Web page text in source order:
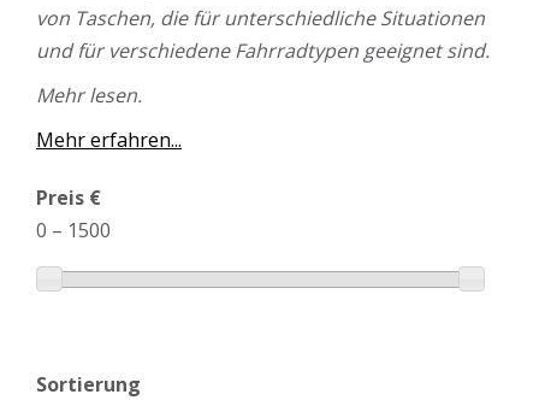
von Taschen, die für unterschiedliche Situationen
und für verschiedene Fahrradtypen geeignet sind.
Mehr lesen.
Mehr erfahren...
Preis €
0 – 1500
Sortierung